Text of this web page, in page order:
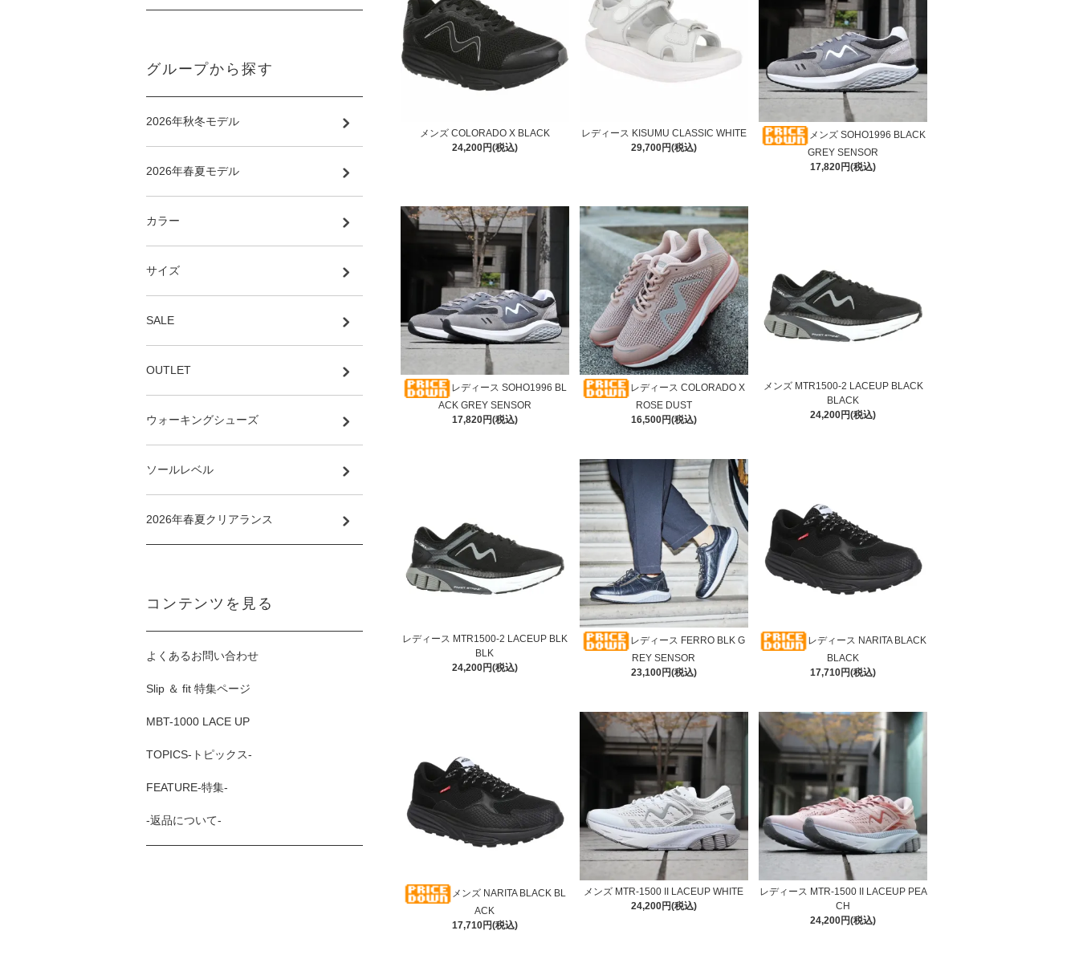
メンズ COLORADO X BLACK
24,200円(税込)
レディース KISUMU CLASSIC WHITE
29,700円(税込)
メンズ SOHO1996 BLACK
GREY SENSOR
17,820円(税込)
レディース SOHO1996 BL
ACK GREY SENSOR
17,820円(税込)
レディース COLORADO X
ROSE DUST
16,500円(税込)
メンズ MTR1500-2 LACEUP BLACK
BLACK
24,200円(税込)
レディース MTR1500-2 LACEUP BLK
BLK
24,200円(税込)
レディース FERRO BLK G
REY SENSOR
23,100円(税込)
レディース NARITA BLACK
BLACK
17,710円(税込)
メンズ NARITA BLACK BL
ACK
17,710円(税込)
メンズ MTR-1500 II LACEUP WHITE
24,200円(税込)
レディース MTR-1500 II LACEUP PEA
CH
24,200円(税込)
グループから探す
2026年秋冬モデル
2026年春夏モデル
カラー
サイズ
SALE
OUTLET
ウォーキングシューズ
ソールレベル
2026年春夏クリアランス
コンテンツを見る
よくあるお問い合わせ
Slip ＆ fit 特集ページ
MBT-1000 LACE UP
TOPICS-トピックス-
FEATURE-特集-
-返品について-